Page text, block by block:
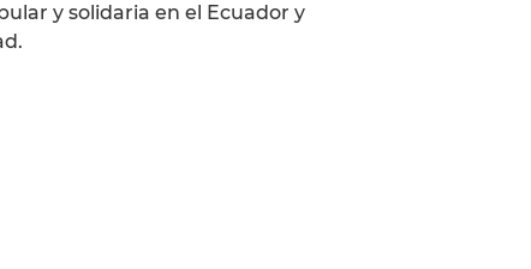
y solidaria en el Ecuador y